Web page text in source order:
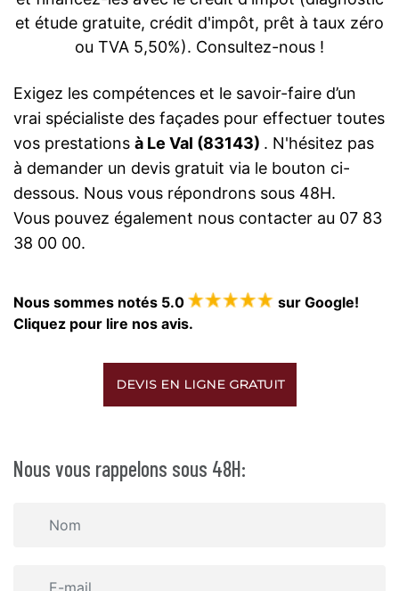
et étude gratuite, crédit d'impôt, prêt à taux zéro
ou TVA 5,50%). Consultez-nous !
Exigez les compétences et le savoir-faire d’un
vrai spécialiste des façades pour effectuer toutes
vos prestations à Le Val (83143) . N'hésitez pas
à demander un devis gratuit via le bouton ci-
dessous. Nous vous répondrons sous 48H.
Vous pouvez également nous contacter au 07 83
38 00 00.
Nous sommes notés 5.0
sur Google!
Cliquez pour lire nos avis.
DEVIS EN LIGNE GRATUIT
Nous vous rappelons sous 48H: